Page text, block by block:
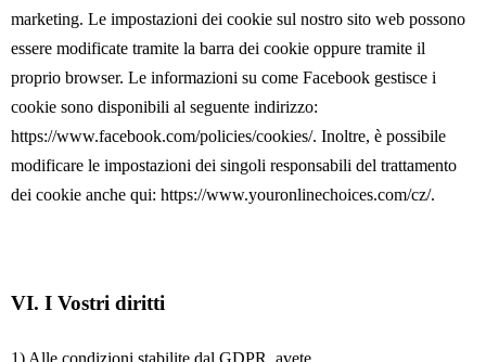
marketing. Le impostazioni dei cookie sul nostro sito web possono
essere modificate tramite la barra dei cookie oppure tramite il
proprio browser. Le informazioni su come Facebook gestisce i
cookie sono disponibili al seguente indirizzo:
https://www.facebook.com/policies/cookies/. Inoltre, è possibile
modificare le impostazioni dei singoli responsabili del trattamento
dei cookie anche qui: https://www.youronlinechoices.com/cz/.
VI. I Vostri diritti
1) Alle condizioni stabilite dal GDPR, avete